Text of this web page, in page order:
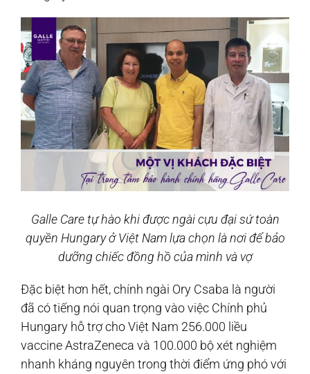
Galle Care tự hào khi được ngài cựu đại sứ toàn
quyền Hungary ở Việt Nam lựa chọn là nơi để bảo
dưỡng chiếc đồng hồ của mình và vợ
Đặc biệt hơn hết, chính ngài Ory Csaba là người
đã có tiếng nói quan trọng vào việc Chính phủ
Hungary hỗ trợ cho Việt Nam 256.000 liều
vaccine AstraZeneca và 100.000 bộ xét nghiệm
nhanh kháng nguyên trong thời điểm ứng phó với